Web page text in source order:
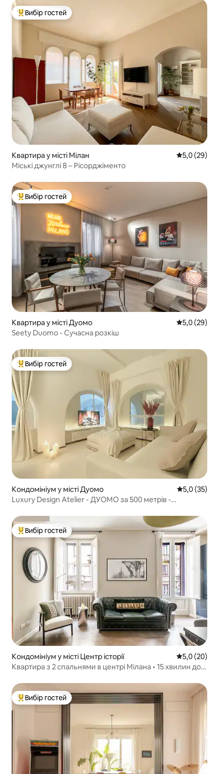
Топ вибір гостей
Вибір гостей
Квартира у місті Мілан Середня
5,0 (29)
Міські джунглі 8 – Рісорджіменто
Топ вибір гостей
Вибір гостей
Квартира у місті Дуомо Середня
5,0 (29)
Seety Duomo - Сучасна розкіш
Топ вибір гостей
Вибір гостей
Кондомініум у місті Дуомо Середня
5,0 (35)
Luxury Design Atelier - ДУОМО за 500 метрів -
Топ вибір гостей
Вибір гостей
Кондомініум у місті Центр історії Середня
5,0 (20)
Квартира з 2 спальнями в центрі Мілана • 15 хвилин до
Топ вибір гостей
Вибір гостей